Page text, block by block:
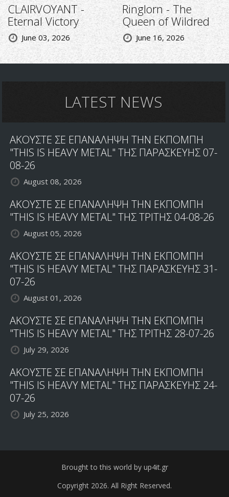
CLAIRVOYANT -
Eternal Victory
June 03, 2026
Ringlorn - The
Queen of Wildred
June 16, 2026
LATEST NEWS
ΑΚΟΥΣΤΕ ΣΕ ΕΠΑΝΑΛΗΨΗ ΤΗΝ ΕΚΠΟΜΠΗ
"THIS IS HEAVY METAL" ΤΗΣ ΠΑΡΑΣΚΕΥΗΣ 07-
08-26
August 08, 2026
ΑΚΟΥΣΤΕ ΣΕ ΕΠΑΝΑΛΗΨΗ ΤΗΝ ΕΚΠΟΜΠΗ
"THIS IS HEAVY METAL" ΤΗΣ ΤΡΙΤΗΣ 04-08-26
August 05, 2026
ΑΚΟΥΣΤΕ ΣΕ ΕΠΑΝΑΛΗΨΗ ΤΗΝ ΕΚΠΟΜΠΗ
"THIS IS HEAVY METAL" ΤΗΣ ΠΑΡΑΣΚΕΥΗΣ 31-
07-26
August 01, 2026
ΑΚΟΥΣΤΕ ΣΕ ΕΠΑΝΑΛΗΨΗ ΤΗΝ ΕΚΠΟΜΠΗ
"THIS IS HEAVY METAL" ΤΗΣ ΤΡΙΤΗΣ 28-07-26
July 29, 2026
ΑΚΟΥΣΤΕ ΣΕ ΕΠΑΝΑΛΗΨΗ ΤΗΝ ΕΚΠΟΜΠΗ
"THIS IS HEAVY METAL" ΤΗΣ ΠΑΡΑΣΚΕΥΗΣ 24-
07-26
July 25, 2026
Brought to this world by up4it.gr
Copyright 2026. All Right Reserved.